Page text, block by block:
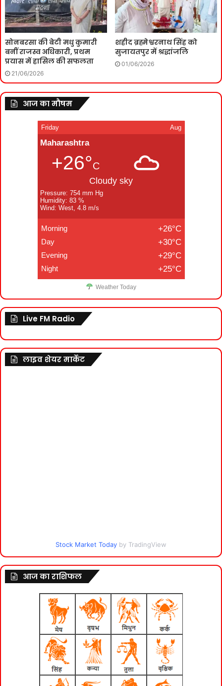
सोनबरसा की बेटी मधु कुमारी
बनीं राजस्व अधिकारी, प्रथम
प्रयास में हासिल की सफलता
21/06/2026
शहीद ब्रह्मेश्वरनाथ सिंह को
सुजायतपुर में श्रद्धांजलि
01/06/2026
आज का मौषम
Friday Aug
Maharashtra
+26°C
Cloudy sky
Pressure: 754 mm Hg
Humidity: 83 %
Wind: West, 4.8 m/s
Morning +26°C
Day +30°C
Evening +29°C
Night +25°C
Weather Today
Live FM Radio
लाइव शेयर मार्केट
Stock Market Today by TradingView
आज का राशिफल